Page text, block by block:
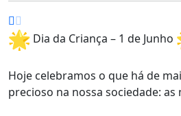
Dia da Criança – 1 de Junho
Hoje celebramos o que há de
precioso na nossa sociedade: as